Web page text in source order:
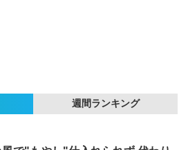
週間ランキング